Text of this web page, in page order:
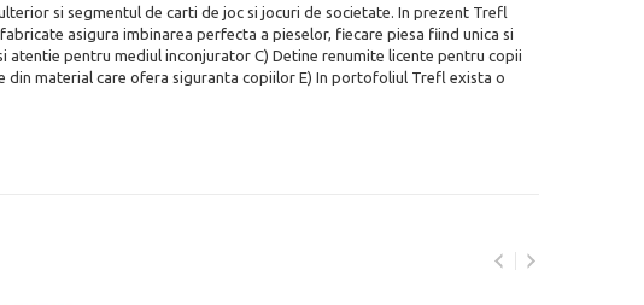
si segmentul de carti de joc si jocuri de societate. In prezent Trefl
asigura imbinarea perfecta a pieselor, fiecare piesa fiind unica si
pentru mediul inconjurator C) Detine renumite licente pentru copii
din material care ofera siguranta copiilor E) In portofoliul Trefl exista o